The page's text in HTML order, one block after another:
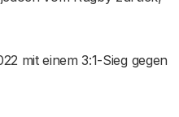
mit einem 3:1-Sieg gegen